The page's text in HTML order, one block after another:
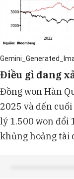
Điều gì đang
Đồng won Hàn
2025 và đến
lý 1.500 won đổi
khủng hoảng tài